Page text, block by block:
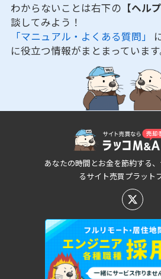
わからないことは右下の 【ヘルプ
談してみよう！
「マニュアル・よくある質問」
に役立つ情報がまとまっています
あなたの時間とお金を節約する
るサイト売買プラット